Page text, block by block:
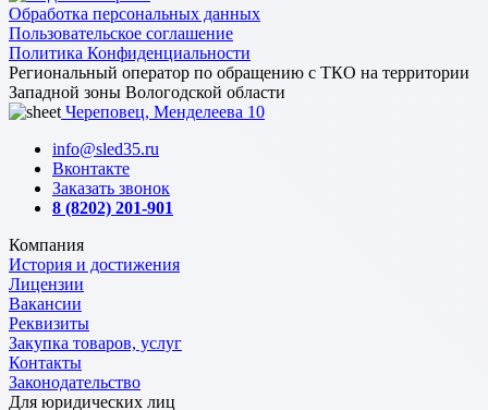
Обработка персональных данных
Пользовательское соглашение
Политика Конфиденциальности
Региональный оператор по обращению с ТКО на территории
Западной зоны Вологодской области
Череповец, Менделеева 10
info@sled35.ru
Вконтакте
Заказать звонок
8 (8202) 201-901
Компания
История и достижения
Лицензии
Вакансии
Реквизиты
Закупка товаров, услуг
Контакты
Законодательство
Для юридических лиц